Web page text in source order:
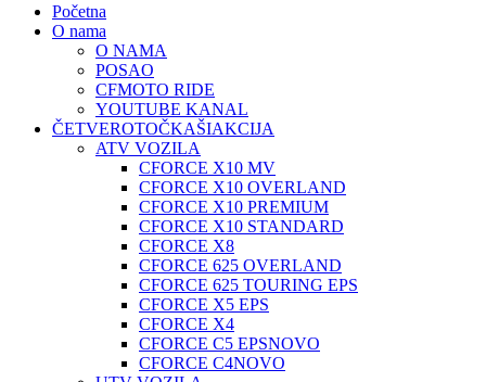
Početna
O nama
O NAMA
POSAO
CFMOTO RIDE
YOUTUBE KANAL
ČETVEROTOČKAŠIAKCIJA
ATV VOZILA
CFORCE X10 MV
CFORCE X10 OVERLAND
CFORCE X10 PREMIUM
CFORCE X10 STANDARD
CFORCE X8
CFORCE 625 OVERLAND
CFORCE 625 TOURING EPS
CFORCE X5 EPS
CFORCE X4
CFORCE C5 EPSNOVO
CFORCE C4NOVO